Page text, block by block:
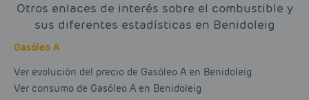
Otros enlaces de interés sobre el combustible y
sus diferentes estadísticas en Benidoleig
Gasóleo A
Ver evolución del precio de Gasóleo A en Benidoleig
Ver consumo de Gasóleo A en Benidoleig